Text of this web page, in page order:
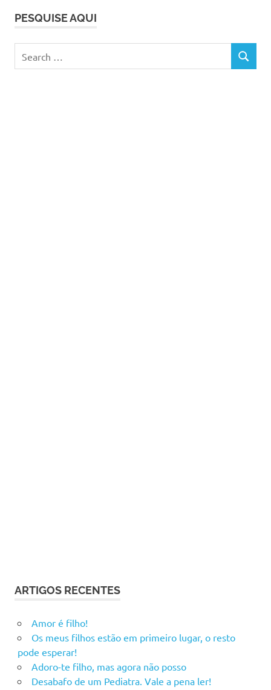
PESQUISE AQUI
for:
SEARCH
ARTIGOS RECENTES
Amor é filho!
Os meus filhos estão em primeiro lugar, o resto
pode esperar!
Adoro-te filho, mas agora não posso
Desabafo de um Pediatra. Vale a pena ler!